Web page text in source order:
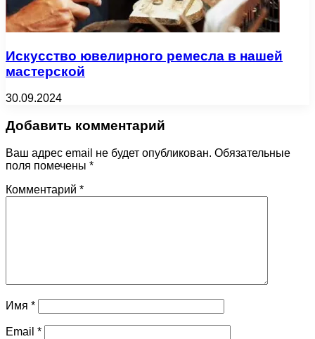
Искусство ювелирного ремесла в нашей
мастерской
30.09.2024
Добавить комментарий
Ваш адрес email не будет опубликован. Обязательные
поля помечены *
Комментарий *
Имя *
Email *